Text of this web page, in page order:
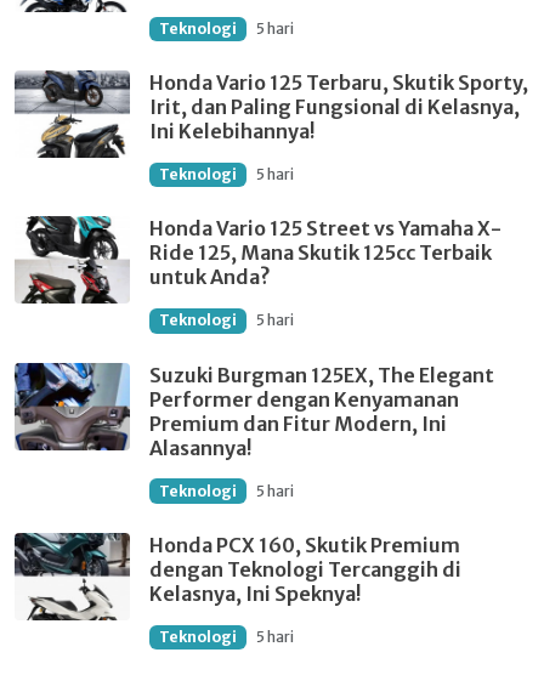
Teknologi 5 hari
Honda Vario 125 Terbaru, Skutik Sporty,
Irit, dan Paling Fungsional di Kelasnya,
Ini Kelebihannya!
Teknologi 5 hari
Honda Vario 125 Street vs Yamaha X-
Ride 125, Mana Skutik 125cc Terbaik
untuk Anda?
Teknologi 5 hari
Suzuki Burgman 125EX, The Elegant
Performer dengan Kenyamanan
Premium dan Fitur Modern, Ini
Alasannya!
Teknologi 5 hari
Honda PCX 160, Skutik Premium
dengan Teknologi Tercanggih di
Kelasnya, Ini Speknya!
Teknologi 5 hari